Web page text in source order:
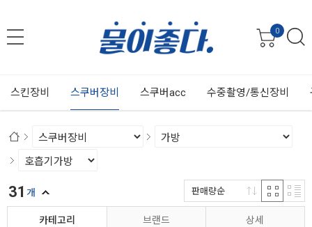
0
스킨장비 스쿠버장비 스쿠버acc 수중촬영/통신장비
카테고리 브랜드 상세
31 개 판매량순